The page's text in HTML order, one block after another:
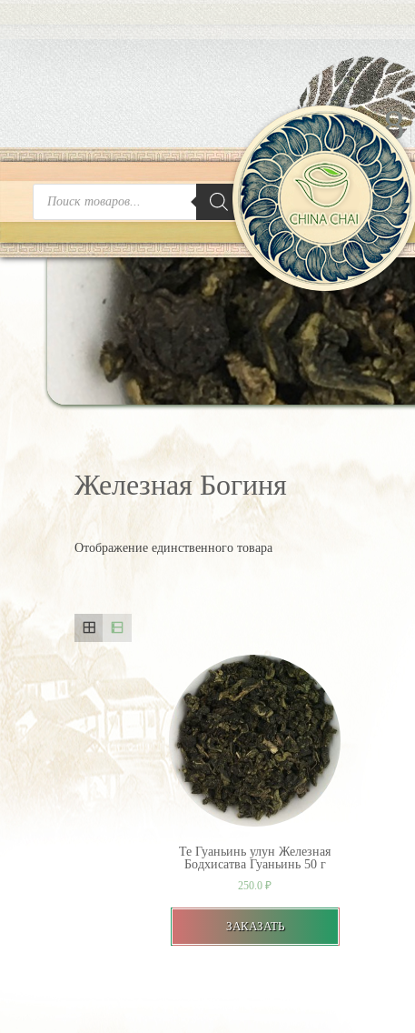
8
Поиск
товаров
Железная Богиня
Отображение единственного товара
Те Гуаньинь улун Железная
Бодхисатва Гуаньинь 50 г
250.0₽
ЗАКАЗАТЬ